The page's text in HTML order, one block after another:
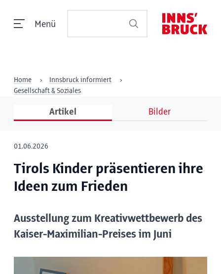
Menü
Home
Innsbruck informiert
Gesellschaft & Soziales
Artikel Bilder
01.06.2026
Tirols Kinder präsentieren ihre
Ideen zum Frieden
Ausstellung zum Kreativwettbewerb des
Kaiser-Maximilian-Preises im Juni